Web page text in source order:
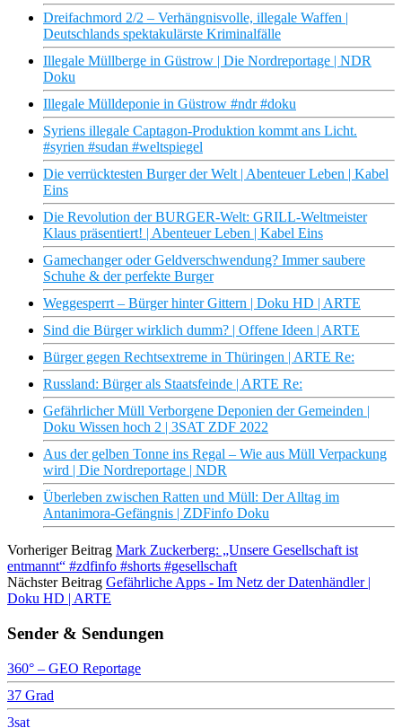
Dreifachmord 2/2 – Verhängnisvolle, illegale Waffen |
Deutschlands spektakulärste Kriminalfälle
Illegale Müllberge in Güstrow | Die Nordreportage | NDR
Doku
Illegale Mülldeponie in Güstrow #ndr #doku
Syriens illegale Captagon-Produktion kommt ans Licht.
#syrien #sudan #weltspiegel
Die verrücktesten Burger der Welt | Abenteuer Leben | Kabel
Eins
Die Revolution der BURGER-Welt: GRILL-Weltmeister
Klaus präsentiert! | Abenteuer Leben | Kabel Eins
Gamechanger oder Geldverschwendung? Immer saubere
Schuhe & der perfekte Burger
Weggesperrt – Bürger hinter Gittern | Doku HD | ARTE
Sind die Bürger wirklich dumm? | Offene Ideen | ARTE
Bürger gegen Rechtsextreme in Thüringen | ARTE Re:
Russland: Bürger als Staatsfeinde | ARTE Re:
Gefährlicher Müll Verborgene Deponien der Gemeinden |
Doku Wissen hoch 2 | 3SAT ZDF 2022
Aus der gelben Tonne ins Regal – Wie aus Müll Verpackung
wird | Die Nordreportage | NDR
Überleben zwischen Ratten und Müll: Der Alltag im
Antanimora-Gefängnis | ZDFinfo Doku
Vorheriger Beitrag Mark Zuckerberg: „Unsere Gesellschaft ist
entmannt“ #zdfinfo #shorts #gesellschaft
Nächster Beitrag Gefährliche Apps - Im Netz der Datenhändler |
Doku HD | ARTE
Sender & Sendungen
360° – GEO Reportage
37 Grad
3sat